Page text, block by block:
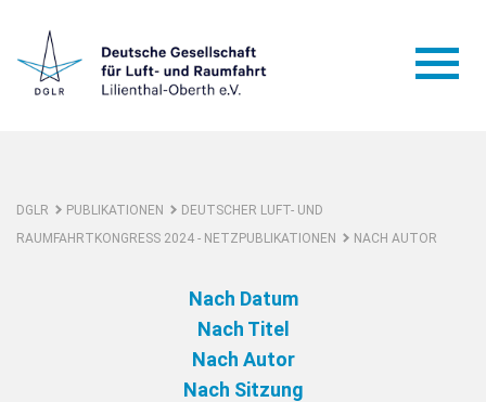
DGLR PUBLIKATIONEN
DEUTSCHER LUFT- UND
RAUMFAHRTKONGRESS 2024 - NETZPUBLIKATIONEN
NACH AUTOR
Nach Datum
Nach Titel
Nach Autor
Nach Sitzung